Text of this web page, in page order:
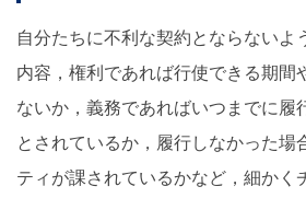
自分たちに不利な契約とならないよ
内容，権利であれば行使できる期間
ないか，義務であればいつまでに履
とされているか，履行しなかった場
ティが課されているかなど，細かく